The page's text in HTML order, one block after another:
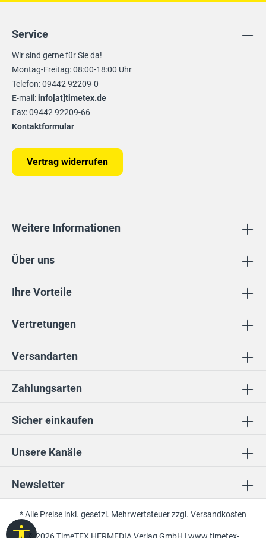
Unsere Kanäle
Ihre Vorteile
Vertretungen
Sicher einkaufen
Über uns
Newsletter
Service
Wir sind gerne für Sie da!
Montag-Freitag: 08:00-18:00 Uhr
Telefon: 09442 92209-0
E-mail:info[at]timetex.de
Fax: 09442 92209-66
Kontaktformular
Vertrag widerrufen
Weitere Informationen
Zahlungsarten
Versandarten
* Alle Preise inkl. gesetzl. Mehrwertsteuer zzgl. Versandkosten
Werkzeugleiste anzeigen